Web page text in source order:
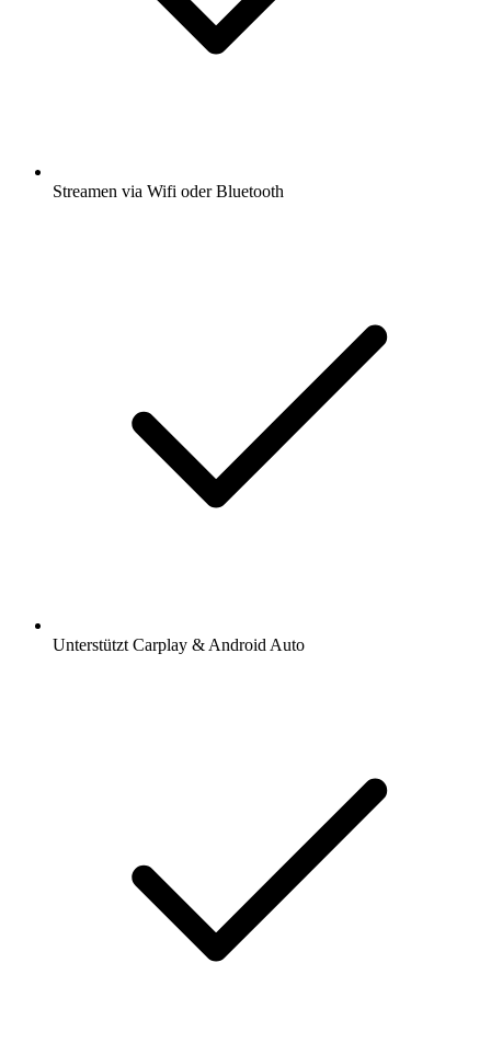
Streamen via Wifi oder Bluetooth
Unterstützt Carplay & Android Auto